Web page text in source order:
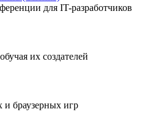
для IT-разработчиков
их создателей
и браузерных игр